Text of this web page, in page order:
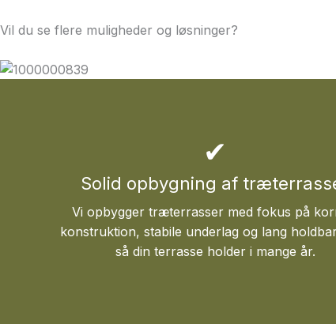
Vil du se flere muligheder og løsninger?
✔
Solid opbygning af
Vi opbygger træterrasser med fokus på
konstruktion, stabile underlag og lang
så din terrasse holder i mange år.